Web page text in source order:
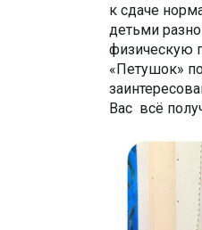
к сдаче
детьми
физическую
«Петушок»
Вас всё